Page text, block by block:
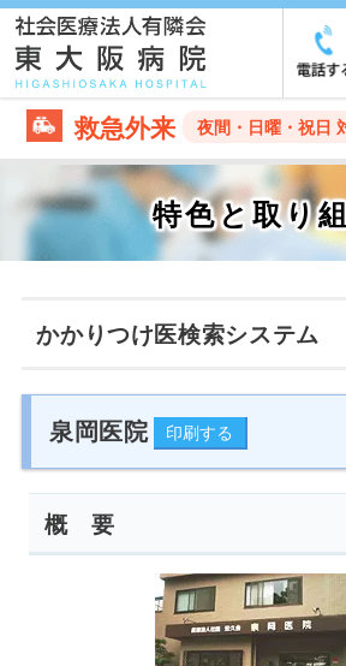
救急外来 夜間・日曜・祝日
特色と取り
かかりつけ医検索システム
泉岡医院
概 要